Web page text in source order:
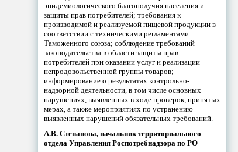
эпидемиологического благополучия населения и
защиты прав потребителей; требования к
производимой и реализуемой пищевой продукции в
соответствии с техническими регламентами
Таможенного союза; соблюдение требований
законодательства в области защиты прав
потребителей при оказании услуг и реализации
непродовольственной группы товаров;
информирование о результатах контрольно-
надзорной деятельности, в том числе основных
нарушениях, выявленных в ходе проверок, принятых
мерах, а также мероприятиях по устранению
выявленных нарушений обязательных требований.
А.В. Степанова, начальник территориального
отдела Управления Роспотребнадзора по РО